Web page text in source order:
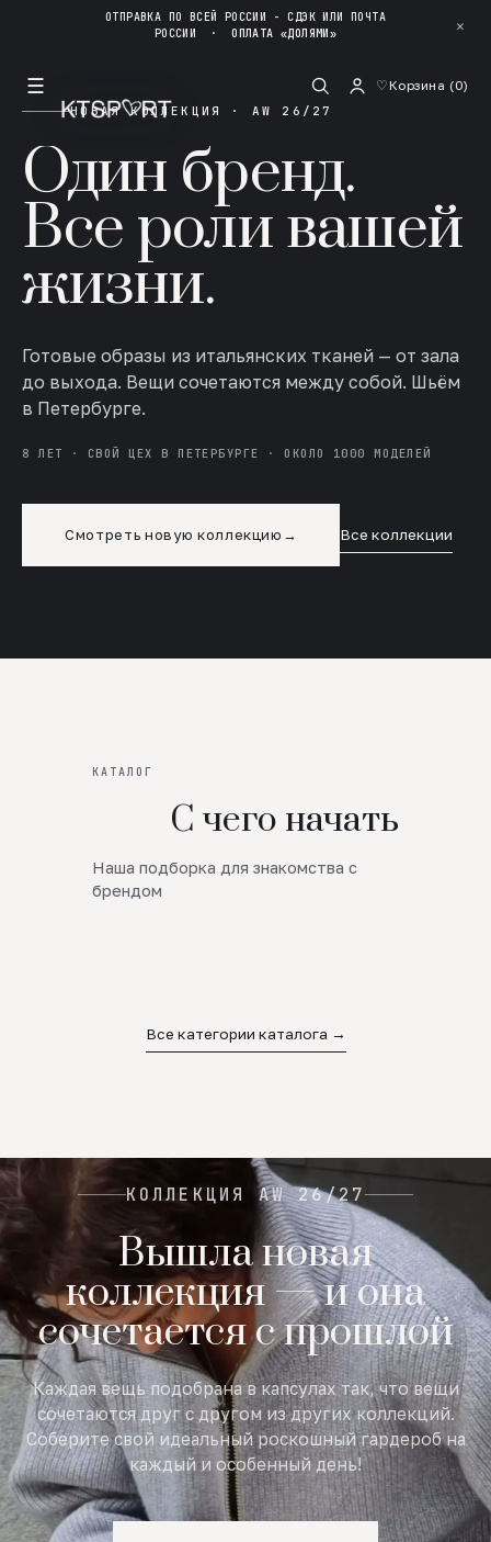
ОТПРАВКА ПО ВСЕЙ РОССИИ - СДЭК ИЛИ ПОЧТА
РОССИИ ·ОПЛАТА «ДОЛЯМИ» ✕
☰ ♡Корзина (0)
НОВАЯ КОЛЛЕКЦИЯ · AW 26/27
Один бренд.
Все роли вашей
жизни.
Готовые образы из итальянских тканей — от зала
до выхода. Вещи сочетаются между собой. Шьём
в Петербурге.
8 ЛЕТ · СВОЙ ЦЕХ В ПЕТЕРБУРГЕ · ОКОЛО 1000 МОДЕЛЕЙ
Смотреть новую коллекцию → Все коллекции
КАТАЛОГ
С чего начать
Наша подборка для знакомства с
брендом
Новинки
SALE
Все категории каталога →
КОЛЛЕКЦИЯ AW 26/27
Вышла новая
коллекция — и она
сочетается с прошлой
Каждая вещь подобрана в капсулах так, что вещи
сочетаются друг с другом из других коллекций.
Соберите свой идеальный роскошный гардероб на
каждый и особенный день!